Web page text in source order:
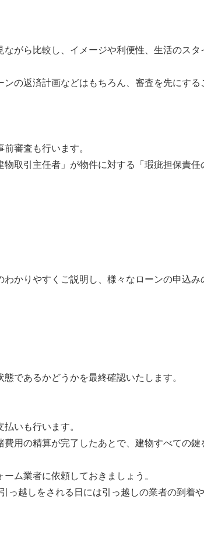
がら比較し、イメージや利便性、生活のスタ
の返済計画などはもちろん、審査を先にす
審査も行います。
取引主任者」が物件に対する「瑕疵担保責
かりやすくご説明し、様々なローンの申込み
であるかどうかを最終確認いたします。
いも行います。
用の精算が完了したあとで、建物すべての鍵
ム業者に依頼しておきましょう。
っ越しをされる日には引っ越しの業者の到着